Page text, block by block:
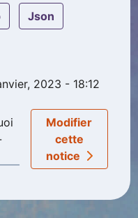
json
2023 - 18:12
Modifier
cette
notice